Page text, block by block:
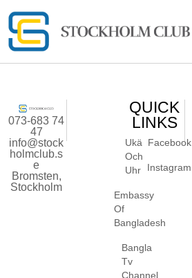
073-683 74
47
info@stock
holmclub.s
e
Bromsten,
Stockholm
QUICK
LINKS
Ukä
Och
Uhr
Embassy
Of
Bangladesh
Bangla
Tv
Channel
Facebook
Instagram